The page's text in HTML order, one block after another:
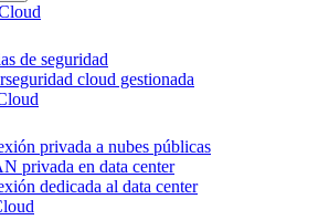
de seguridad
cloud gestionada
privada a nubes públicas
privada en data center
dedicada al data center